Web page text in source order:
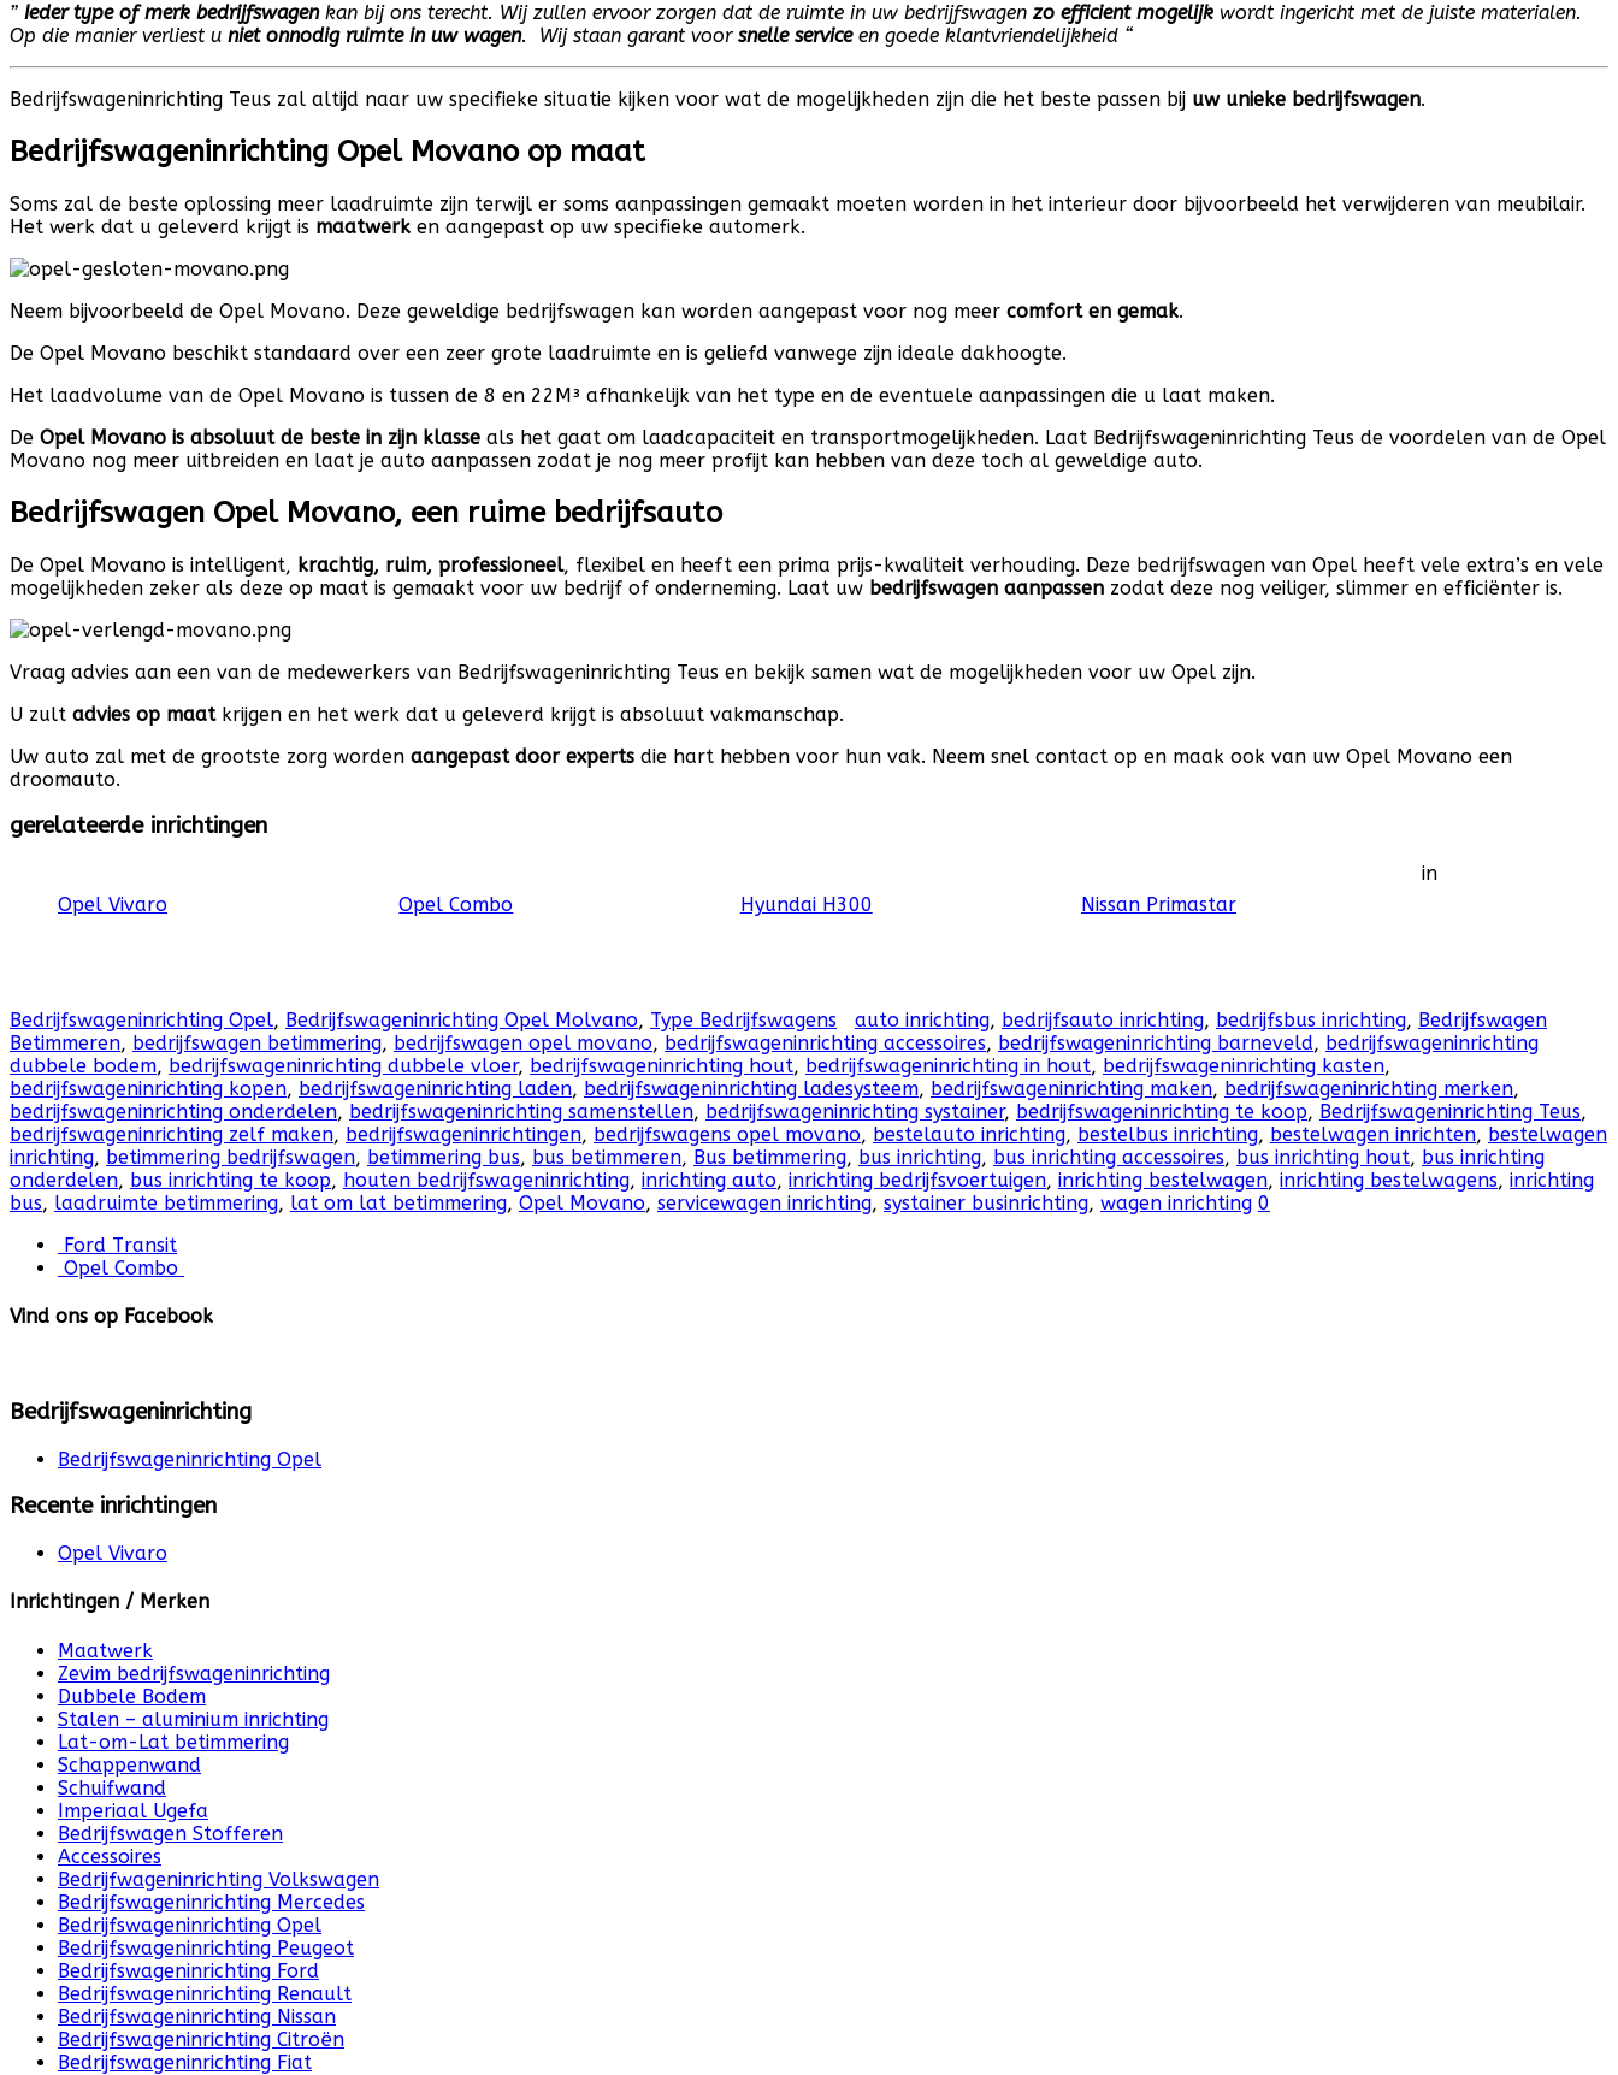
” Ieder type of merk bedrijfswagenkan bij ons terecht. Wij zullen ervoor zorgen dat de ruimte in uw bedrijfswagen zo efficient mogelijk wordt ingericht met de juiste materialen.
Op die manier verliest u niet onnodig ruimte in uw wagen. Wij staan garant voor snelle serviceen goede klantvriendelijkheid “
Bedrijfswageninrichting Teus zal altijd naar uw specifieke situatie kijken voor wat de mogelijkheden zijn die het beste passen bij uw unieke bedrijfswagen.
Bedrijfswageninrichting Opel Movano op maat
Soms zal de beste oplossing meer laadruimte zijn terwijl er soms aanpassingen gemaakt moeten worden in het interieur door bijvoorbeeld het verwijderen van meubilair.
Het werk dat u geleverd krijgt is maatwerk en aangepast op uw specifieke automerk.
Neem bijvoorbeeld de Opel Movano. Deze geweldige bedrijfswagen kan worden aangepast voor nog meer comfort en gemak.
De Opel Movano beschikt standaard over een zeer grote laadruimte en is geliefd vanwege zijn ideale dakhoogte.
Het laadvolume van de Opel Movano is tussen de 8 en 22M³ afhankelijk van het type en de eventuele aanpassingen die u laat maken.
De Opel Movano is absoluut de beste in zijn klasse als het gaat om laadcapaciteit en transportmogelijkheden. Laat Bedrijfswageninrichting Teus de voordelen van de Opel
Movano nog meer uitbreiden en laat je auto aanpassen zodat je nog meer profijt kan hebben van deze toch al geweldige auto.
Bedrijfswagen Opel Movano, een ruime bedrijfsauto
De Opel Movano is intelligent, krachtig, ruim, professioneel, flexibel en heeft een prima prijs-kwaliteit verhouding. Deze bedrijfswagen van Opel heeft vele extra’s en vele
mogelijkheden zeker als deze op maat is gemaakt voor uw bedrijf of onderneming. Laat uw bedrijfswagen aanpassen zodat deze nog veiliger, slimmer en efficiënter is.
Vraag advies aan een van de medewerkers van Bedrijfswageninrichting Teus en bekijk samen wat de mogelijkheden voor uw Opel zijn.
U zult advies op maatkrijgen en het werk dat u geleverd krijgt is absoluut vakmanschap.
Uw auto zal met de grootste zorg worden aangepast door experts die hart hebben voor hun vak. Neem snel contact op en maak ook van uw Opel Movano een
droomauto.
gerelateerde inrichtingen
Opel Vivaro Opel Combo Hyundai H300 Nissan Primastar
in
Bedrijfswageninrichting Opel, Bedrijfswageninrichting Opel Molvano, Type Bedrijfswagens auto inrichting, bedrijfsauto inrichting, bedrijfsbus inrichting, Bedrijfswagen
Betimmeren, bedrijfswagen betimmering, bedrijfswagen opel movano, bedrijfswageninrichting accessoires, bedrijfswageninrichting barneveld, bedrijfswageninrichting
dubbele bodem, bedrijfswageninrichting dubbele vloer, bedrijfswageninrichting hout, bedrijfswageninrichting in hout, bedrijfswageninrichting kasten,
bedrijfswageninrichting kopen, bedrijfswageninrichting laden, bedrijfswageninrichting ladesysteem, bedrijfswageninrichting maken, bedrijfswageninrichting merken,
bedrijfswageninrichting onderdelen, bedrijfswageninrichting samenstellen, bedrijfswageninrichting systainer, bedrijfswageninrichting te koop, Bedrijfswageninrichting Teus,
bedrijfswageninrichting zelf maken, bedrijfswageninrichtingen, bedrijfswagens opel movano, bestelauto inrichting, bestelbus inrichting, bestelwagen inrichten, bestelwagen
inrichting, betimmering bedrijfswagen, betimmering bus, bus betimmeren, Bus betimmering, bus inrichting, bus inrichting accessoires, bus inrichting hout, bus inrichting
onderdelen, bus inrichting te koop, houten bedrijfswageninrichting, inrichting auto, inrichting bedrijfsvoertuigen, inrichting bestelwagen, inrichting bestelwagens, inrichting
bus, laadruimte betimmering, lat om lat betimmering, Opel Movano, servicewagen inrichting, systainer businrichting, wagen inrichting 0
Ford Transit
Opel Combo
Vind ons op Facebook
Bedrijfswageninrichting
Bedrijfswageninrichting Opel
Recente inrichtingen
Opel Vivaro
Inrichtingen / Merken
Maatwerk
Zevim bedrijfswageninrichting
Dubbele Bodem
Stalen – aluminium inrichting
Lat-om-Lat betimmering
Schappenwand
Schuifwand
Imperiaal Ugefa
Bedrijfswagen Stofferen
Accessoires
Bedrijfwageninrichting Volkswagen
Bedrijfswageninrichting Mercedes
Bedrijfswageninrichting Opel
Bedrijfswageninrichting Peugeot
Bedrijfswageninrichting Ford
Bedrijfswageninrichting Renault
Bedrijfswageninrichting Nissan
Bedrijfswageninrichting Citroën
Bedrijfswageninrichting Fiat